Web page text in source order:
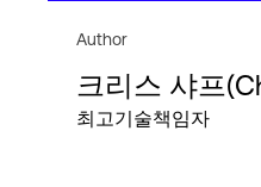
파트너
전문성 및 리소스
Author
크리스 샤프
최고기술책임자